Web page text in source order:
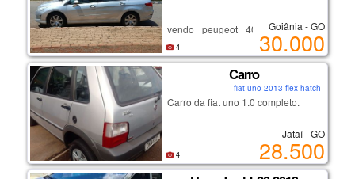
vendo peugeot 408 allure 2012
manual carro sedã flex, 4 portas e
com motor 2.0 , carro muito
conversado, motor não bate nem
fuma,vidro elétrico e ar
condicionado, veículo se encontra
*bateria nova!
*pneus novos!
Goiânia - GO
30.000
4
Carro
fiat uno 2013 flex hatch
Carro da fiat uno 1.0 completo.
Jataí - GO
28.500
4